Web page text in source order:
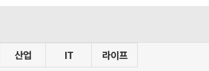
산업 IT 라이프